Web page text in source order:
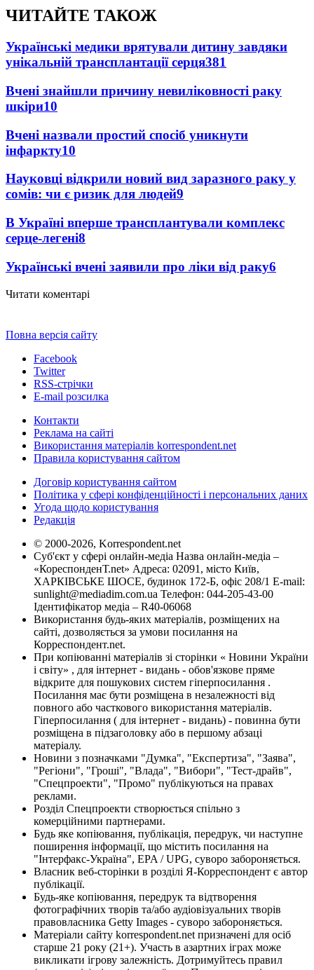
ЧИТАЙТЕ ТАКОЖ
Українські медики врятували дитину завдяки
унікальній трансплантації серця381
Вчені знайшли причину невиліковності раку
шкіри10
Вчені назвали простий спосіб уникнути
інфаркту10
Науковці відкрили новий вид заразного раку у
сомів: чи є ризик для людей9
В Україні вперше трансплантували комплекс
серце-легені8
Українські вчені заявили про ліки від раку6
Читати коментарі
Повна версія сайту
Facebook
Twitter
RSS-стрічки
E-mail розсилка
Контакти
Реклама на сайті
Використання матеріалів korrespondent.net
Правила користування сайтом
Договір користування сайтом
Політика у сфері конфіденційності і персональних даних
Угода щодо користування
Редакція
© 2000-2026, Korrespondent.net
Суб'єкт у сфері онлайн-медіа Назва онлайн-медіа –
«КореспонденТ.net» Адреса: 02091, місто Київ,
ХАРКІВСЬКЕ ШОСЕ, будинок 172-Б, офіс 208/1 E-mail:
sunlight@mediadim.com.ua Телефон: 044-205-43-00
Ідентифікатор медіа – R40-06068
Використання будь-яких матеріалів, розміщених на
сайті, дозволяється за умови посилання на
Корреспондент.net.
При копіюванні матеріалів зі сторінки « Новини України
і світу» , для інтернет - видань - обов'язкове пряме
відкрите для пошукових систем гіперпосилання .
Посилання має бути розміщена в незалежності від
повного або часткового використання матеріалів.
Гіперпосилання ( для інтернет - видань) - повинна бути
розміщена в підзаголовку або в першому абзаці
матеріалу.
Новини з позначками "Думка", "Експертиза", "Заява",
"Регіони", "Гроші", "Влада", "Вибори", "Тест-драйв",
"Спецпроекти", "Промо" публікуються на правах
реклами.
Розділ Спецпроекти створюється спільно з
комерційними партнерами.
Будь яке копіювання, публікація, передрук, чи наступне
поширення інформації, що містить посилання на
"Інтерфакс-Україна", EPA / UPG, суворо забороняється.
Власник веб-сторінки в розділі Я-Корреспондент є автор
публікації.
Будь-яке копіювання, передрук та відтворення
фотографічних творів та/або аудіовізуальних творів
правовласника Getty Images - суворо забороняється.
Матеріали сайту korrespondent.net призначені для осіб
старше 21 року (21+). Участь в азартних іграх може
викликати ігрову залежність. Дотримуйтесь правил